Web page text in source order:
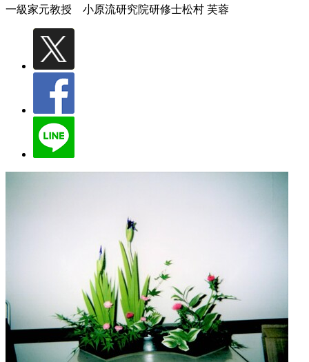
一級家元教授 小原流研究院研修士松村 芙蓉